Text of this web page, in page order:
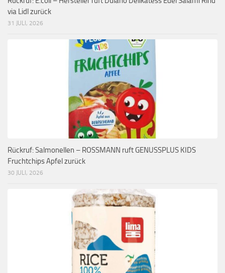
via Lidl zurück
31 JULI, 2026
Rückruf: Salmonellen – ROSSMANN ruft GENUSSPLUS KIDS
Fruchtchips Apfel zurück
30 JULI, 2026